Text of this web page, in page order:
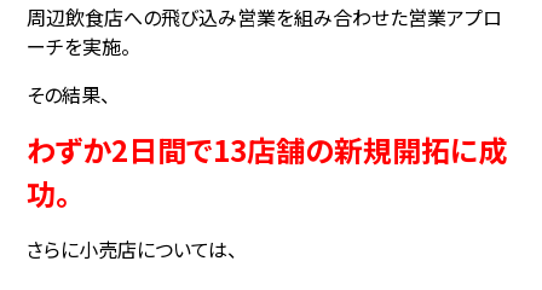
周辺飲食店への飛び込み営業を組み合わせた営業アプロ
ーチを実施。
その結果、
わずか2日間で13店舗の新規開拓に成
功。
さらに小売店については、